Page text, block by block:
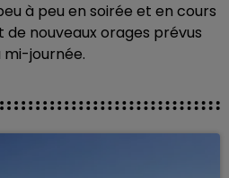
à peu en soirée et en cours
nouveaux orages prévus
journée.